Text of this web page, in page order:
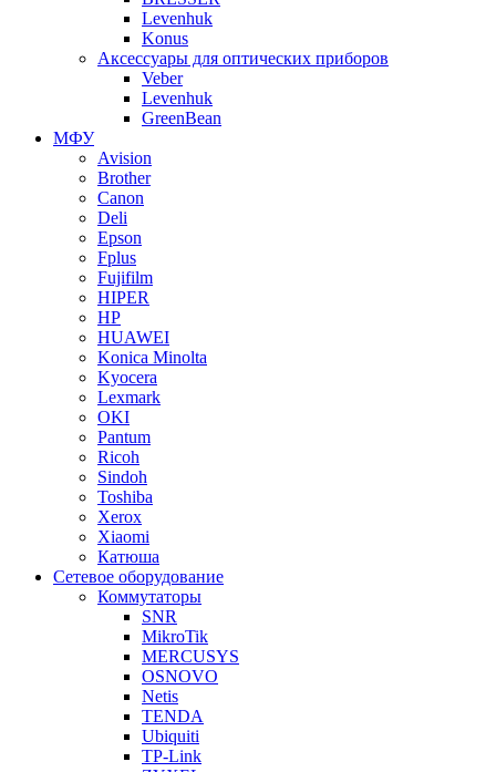
Levenhuk
Konus
Аксессуары для оптических приборов
Veber
Levenhuk
GreenBean
МФУ
Avision
Brother
Canon
Deli
Epson
Fplus
Fujifilm
HIPER
HP
HUAWEI
Konica Minolta
Kyocera
Lexmark
OKI
Pantum
Ricoh
Sindoh
Toshiba
Xerox
Xiaomi
Катюша
Сетевое оборудование
Коммутаторы
SNR
MikroTik
MERCUSYS
OSNOVO
Netis
TENDA
Ubiquiti
TP-Link